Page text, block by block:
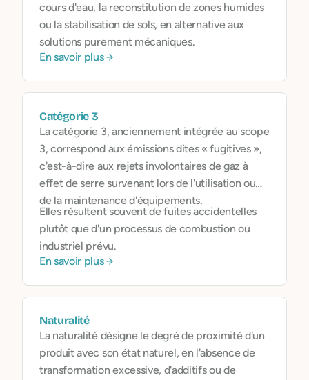
cours d'eau, la reconstitution de zones humides
ou la stabilisation de sols, en alternative aux
solutions purement mécaniques.
En savoir plus
Catégorie 3
La catégorie 3, anciennement intégrée au scope
3, correspond aux émissions dites « fugitives »,
c'est-à-dire aux rejets involontaires de gaz à
effet de serre survenant lors de l'utilisation ou
de la maintenance d'équipements.
Elles résultent souvent de fuites accidentelles
plutôt que d'un processus de combustion ou
industriel prévu.
En savoir plus
Naturalité
La naturalité désigne le degré de proximité d'un
produit avec son état naturel, en l'absence de
transformation excessive, d'additifs ou de